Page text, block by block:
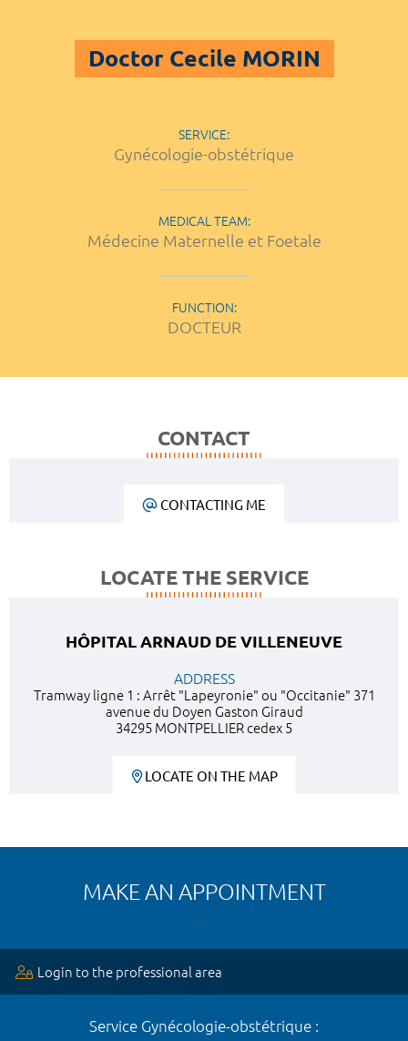
Doctor Cecile MORIN
SERVICE:
Gynécologie-obstétrique
MEDICAL TEAM:
Médecine Maternelle et Foetale
FUNCTION:
DOCTEUR
CONTACT
CONTACTING ME
LOCATE THE SERVICE
HÔPITAL ARNAUD DE VILLENEUVE
ADDRESS
Tramway ligne 1 : Arrêt "Lapeyronie" ou "Occitanie" 371
avenue du Doyen Gaston Giraud
34295 MONTPELLIER cedex 5
LOCATE ON THE MAP
MAKE AN APPOINTMENT
Login to the professional area
Service Gynécologie-obstétrique :